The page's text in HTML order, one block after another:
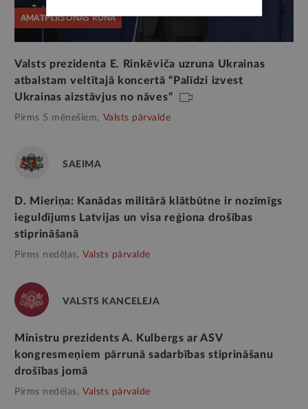
AMATPERSONAS RUNA
Valsts prezidenta E. Rinkēviča uzruna Ukrainas
atbalstam veltītajā koncertā “Palīdzi izvest
Ukrainas aizstāvjus no nāves”
Pirms 5 mēnešiem, Valsts pārvalde
SAEIMA
D. Mieriņa: Kanādas militārā klātbūtne ir nozīmīgs
ieguldījums Latvijas un visa reģiona drošības
stiprināšanā
Pirms nedēļas, Valsts pārvalde
VALSTS KANCELEJA
Ministru prezidents A. Kulbergs ar ASV
kongresmeņiem pārrunā sadarbības stiprināšanu
drošības jomā
Pirms nedēļas, Valsts pārvalde